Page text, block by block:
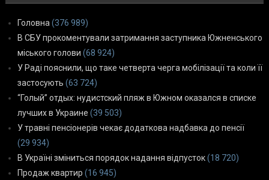
Головна (376 989)
В СБУ прокоментували затримання заступника Южненського
міського голови (68 924)
У Раді пояснили, що таке четверта черга мобілізації та коли її
застосують (63 724)
“Голый” отдых: нудистский пляж в Южном оказался в списке
лучших в Украине (39 503)
У травні пенсіонерів чекає додаткова надбавка до пенсії
(29 934)
В Україні зміниться порядок надання відпусток(18 720)
Продаж квартир (16 945)